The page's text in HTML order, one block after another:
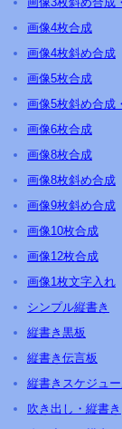
画像4枚合成
画像4枚斜め合成
画像5枚合成
画像5枚斜め合成
画像6枚合成
画像8枚合成
画像8枚斜め合成
画像9枚斜め合成
画像10枚合成
画像12枚合成
画像1枚文字入れ
シンプル縦書き
縦書き黒板
縦書き伝言板
縦書きスケジュ
吹き出し・縦書き